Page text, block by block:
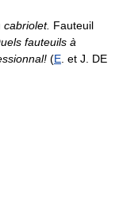
cabriolet. Fauteuil
fauteuils à
(E. et J. DE